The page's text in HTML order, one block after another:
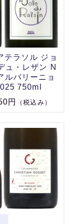
テラソル ジョ
ュ・レザン N
ルバリーニョ
750ml
円
（税込み）